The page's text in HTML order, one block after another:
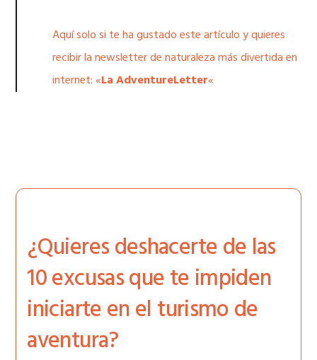
Aquí solo si te ha gustado este artículo y quieres
recibir la newsletter de naturaleza más divertida en
internet: «La AdventureLetter«
¿Quieres deshacerte de las
10 excusas que te impiden
iniciarte en el turismo de
aventura?